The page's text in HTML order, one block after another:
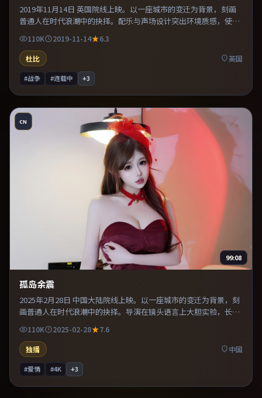
2019年11月14日 英国院线上映。以一座城市的变迁为背景，刻画
普通人在时代浪潮中的抉择。配乐与声场设计突出环境质感，使观
众更易沉浸其中。整体完成度较高，适合周末一口气看完。
110K 2019-11-14
6.3
杜比
英国
#战争 #连载中 +3
CN
99:08
孤岛余震
2025年2月28日 中国大陆院线上映。以一座城市的变迁为背景，刻
画普通人在时代浪潮中的抉择。导演在镜头语言上大胆实验，长镜
头与特写交替强化压迫感。既有类型片爽感，也保留作者表达，口
碑潜力不俗。
110K 2025-02-28
7.6
独播
中国
#爱情 #4K +3